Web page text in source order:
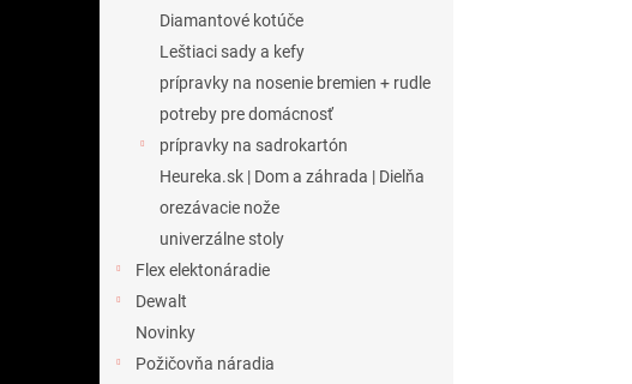
Diamantové kotúče
Leštiaci sady a kefy
prípravky na nosenie bremien + rudle
potreby pre domácnosť
prípravky na sadrokartón
Heureka.sk | Dom a záhrada | Dielňa
orezávacie nože
univerzálne stoly
Flex elektonáradie
Dewalt
Novinky
Požičovňa náradia